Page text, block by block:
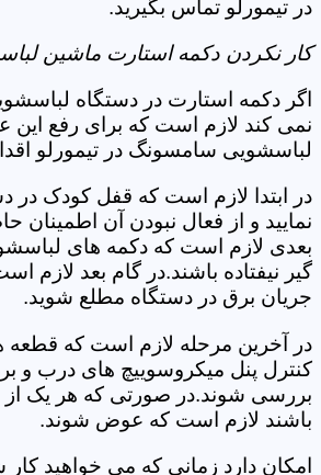
در تیمورلو تماس بگیرید.
کار نکردن دکمه استارت ماشین
اگر دکمه استارت در دستگاه
نمی کند لازم است که برای رفع این
لباسشویی سامسونگ در تیمورلو
در ابتدا لازم است که قفل کودک در
نمایید و از فعال نبودن آن اطمینان
بعدی لازم است که دکمه های
گیر نیفتاده باشند.در گام بعد لازم
جریان برق در دستگاه مطلع شوید.
در آخرین مرحله لازم است که قطعه
کنترل پنل میکروسوییچ های درب و
بررسی شوند.در صورتی که هر یک
باشند لازم است که عوض شوند.
امکان دارد زمانی که می خواهید